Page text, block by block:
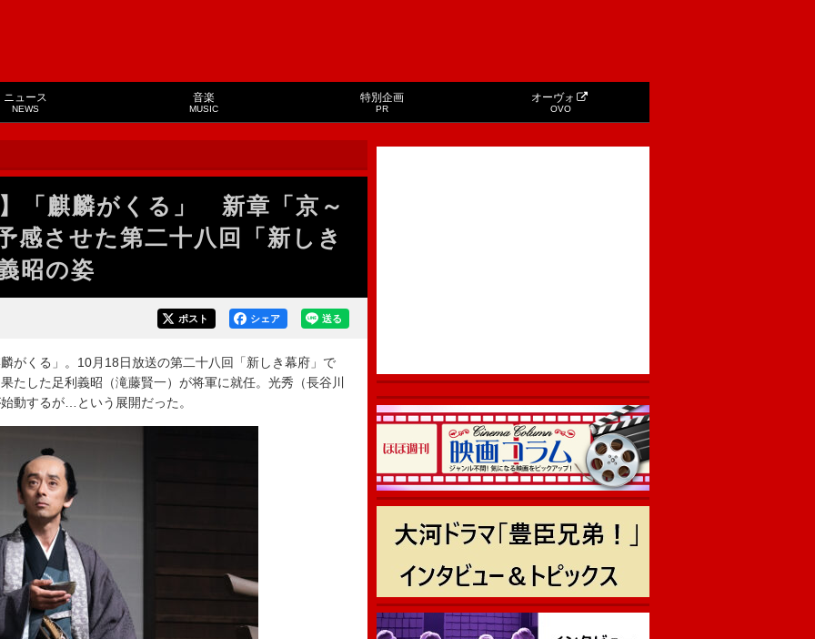
ニュース
NEWS
音楽
MUSIC
特別企画
PR
オーヴォ
OVO
「麒麟がくる」 新章「京～
感させた第二十八回「新しき
昭の姿
送る
シェア
ポスト
くる」。10月18日放送の第二十八回「新しき幕府」で
たした足利義昭（滝藤賢一）が将軍に就任。光秀（長谷川
動するが…という展開だった。